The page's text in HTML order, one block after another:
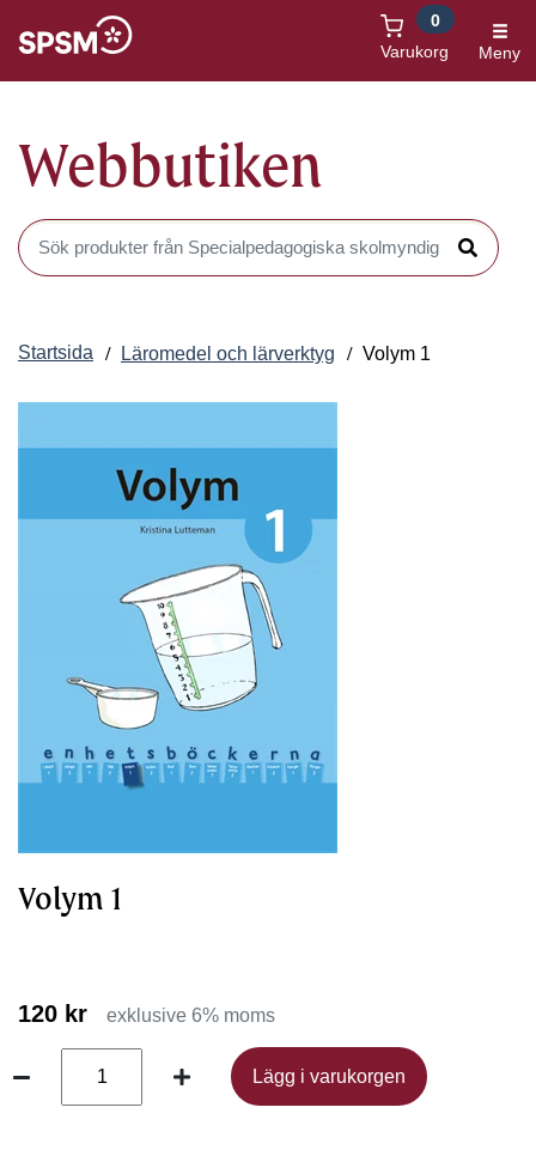
Varukorg
0
Meny
Webbutiken
Sök produkter i Webbutiken
Sök
Startsida Läromedel och lärverktyg Volym 1
Volym 1
120 kr exklusive 6% moms
Lägg i varukorgen
Lägg i varukorgen